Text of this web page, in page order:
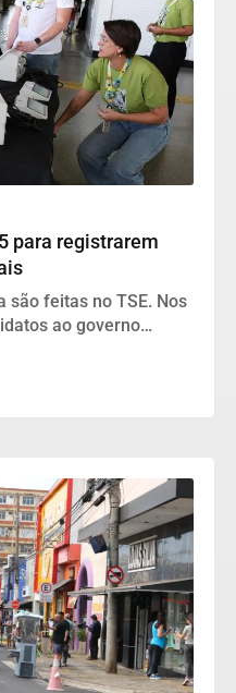
para registrarem
são feitas no TSE. Nos
ao governo
Deputados e